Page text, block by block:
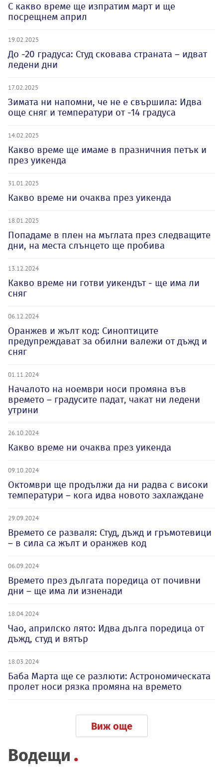
С какво време ще изпратим март и ще
посрещнем април
19.02.2025
До -20 градуса: Студ сковава страната – идват
ледени дни
17.02.2025
Зимата ни напомни, че не е свършила: Идва
още сняг и температури от -14 градуса
14.02.2025
Какво време ще имаме в празничния петък и
през уикенда
31.01.2025
Какво време ни очаква през уикенда
18.01.2025
Попадаме в плен на мъглата през следващите
дни, на места слънцето ще пробива
13.12.2024
Какво време ни готви уикендът - ще има ли
сняг
06.12.2024
Оранжев и жълт код: Синоптиците
предупреждават за обилни валежи от дъжд и
сняг
01.11.2024
Началото на ноември носи промяна във
времето – градусите падат, чакат ни ледени
утрини
26.10.2024
Какво време ни очаква през уикенда
09.10.2024
Октомври ще продължи да ни радва с високи
температури – кога идва новото захлаждане
29.09.2024
Времето се разваля: Студ, дъжд и гръмотевици
– в сила са жълт и оранжев код
06.09.2024
Времето през дългата поредица от почивни
дни – ще има ли изненади
18.04.2024
Чао, априлско лято: Идва дълга поредица от
дъжд, студ и вятър
18.03.2024
Баба Марта ще се разлюти: Астрономическата
пролет носи рязка промяна на времето
Виж още
Водещи